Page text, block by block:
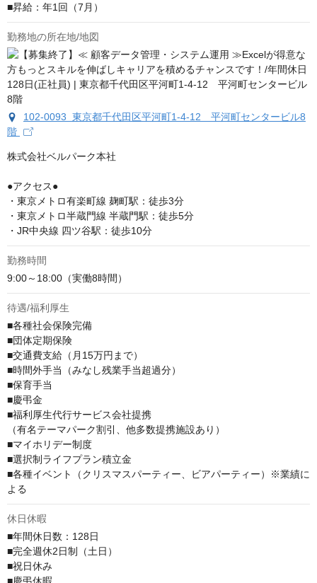
■昇給：年1回（7月）
勤務地の所在地/地図
102-0093 東京都千代田区平河町1-4-12 平河町センタービル8
階
株式会社ベルパーク本社
●アクセス●
・東京メトロ有楽町線 麹町駅：徒歩3分
・東京メトロ半蔵門線 半蔵門駅：徒歩5分
・JR中央線 四ツ谷駅：徒歩10分
勤務時間
9:00～18:00（実働8時間）
待遇/福利厚生
■各種社会保険完備
■団体定期保険
■交通費支給（月15万円まで）
■時間外手当（みなし残業手当超過分）
■保育手当
■慶弔金
■福利厚生代行サービス会社提携
（有名テーマパーク割引、他多数提携施設あり）
■マイホリデー制度
■選択制ライフプラン積立金
■各種イベント（クリスマスパーティー、ビアパーティー）※業績に
よる
休日休暇
■年間休日数：128日
■完全週休2日制（土日）
■祝日休み